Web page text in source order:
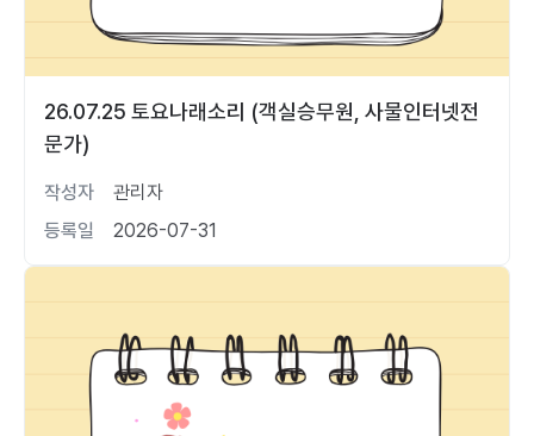
26.07.25 토요나래소리 (객실승무원, 사물인터넷전
문가)
작성자
관리자
등록일
2026-07-31